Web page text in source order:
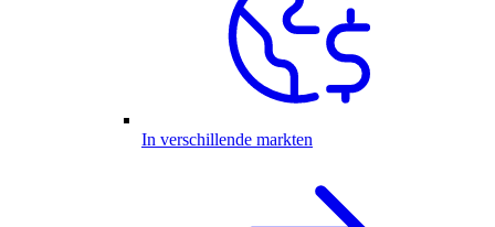
In verschillende markten